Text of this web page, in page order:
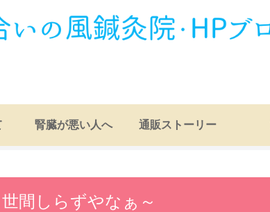
腎臓が悪い人へ 通販ストーリー
世間しらずやなぁ～